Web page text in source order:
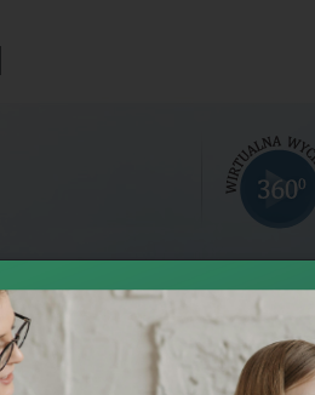
Projekty Zamówienia